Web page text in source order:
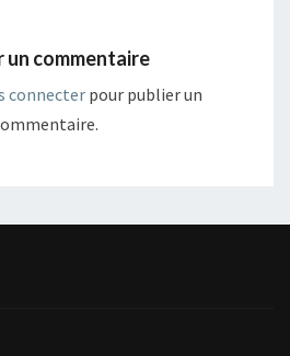
un commentaire
connecter pour publier un